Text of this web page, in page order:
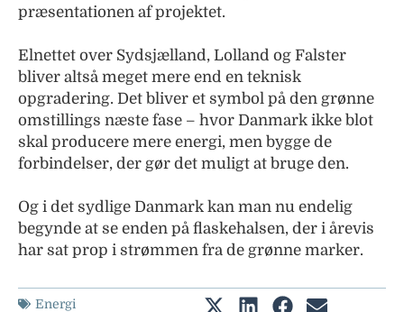
præsentationen af projektet.
Elnettet over Sydsjælland, Lolland og Falster
bliver altså meget mere end en teknisk
opgradering. Det bliver et symbol på den grønne
omstillings næste fase – hvor Danmark ikke blot
skal producere mere energi, men bygge de
forbindelser, der gør det muligt at bruge den.
Og i det sydlige Danmark kan man nu endelig
begynde at se enden på flaskehalsen, der i årevis
har sat prop i strømmen fra de grønne marker.
Energi